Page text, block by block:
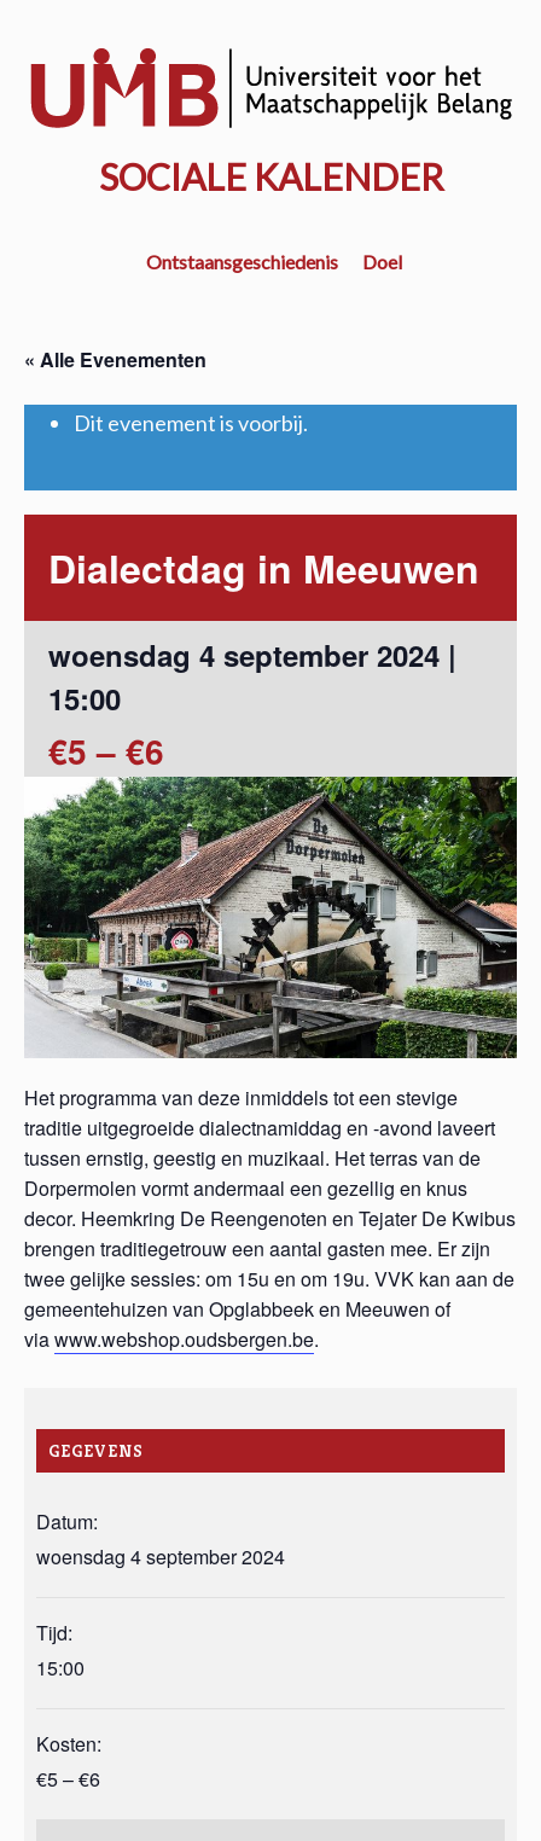
hoofd
SOCIALE KALENDER
Ontstaansgeschiedenis Doel
« Alle Evenementen
Dit evenement is voorbij.
Dialectdag in Meeuwen
woensdag 4 september 2024 |
15:00
€5 – €6
Het programma van deze inmiddels tot een stevige
traditie uitgegroeide dialectnamiddag en -avond laveert
tussen ernstig, geestig en muzikaal. Het terras van de
Dorpermolen vormt andermaal een gezellig en knus
decor. Heemkring De Reengenoten en Tejater De Kwibus
brengen traditiegetrouw een aantal gasten mee. Er zijn
twee gelijke sessies: om 15u en om 19u. VVK kan aan de
gemeentehuizen van Opglabbeek en Meeuwen of
viawww.webshop.oudsbergen.be.
GEGEVENS
Datum:
woensdag 4 september 2024
Tijd:
15:00
Kosten:
€5 – €6